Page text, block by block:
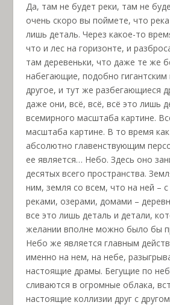
Да, там не будет реки, там не
очень скоро вы поймете, что
лишь деталь. Через какое-то
что и лес на горизонте, и
там деревеньки, что даже те же
набегающие, подобно
другое, и тут же разбегающиеся
даже они, всё, всё, всё это лишь
всемирного масштаба картине.
масштаба картине. В то время
абсолютно главенствующим
ее является… Небо. Здесь оно
десятых всего пространства.
ним, земля со всем, что на ней –
реками, озерами, домами –
все это лишь деталь и детали,
желании вполне можно было бы
Небо же является главным
именно на нем, на небе,
настоящие драмы. Бегущие по
сливаются в огромные облака,
настоящие коллизии друг с